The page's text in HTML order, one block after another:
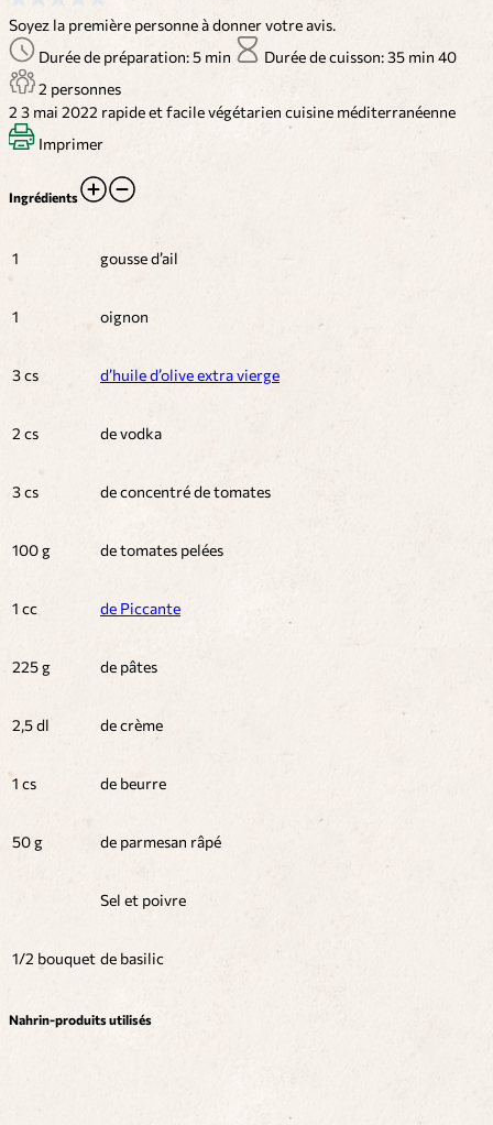
Soyez la première personne à donner votre avis.
Durée de préparation: 5 min
Durée de cuisson: 35 min 40
2 personnes
2 3 mai 2022 rapide et facilevégétarien cuisine méditerranéenne
Imprimer
Ingrédients
1 gousse d’ail
1 oignon
3 cs d’huile d’olive extra vierge
2 cs de vodka
3 cs de concentré de tomates
100 g de tomates pelées
1 cc de Piccante
225 g de pâtes
2,5 dl de crème
1 cs de beurre
50 g de parmesan râpé
Sel et poivre
1/2 bouquet de basilic
Nahrin-produits utilisés